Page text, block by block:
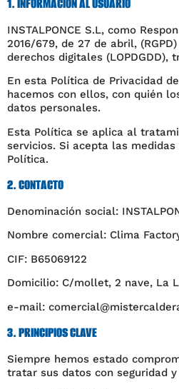
INSTALPONCE S.L, como
2016/679, de 27 de abril,
derechos digitales
En esta Política de Privacidad
hacemos con ellos, con quién
datos personales.
Esta Política se aplica al
servicios. Si acepta las
Política.
2. CONTACTO
Denominación social:
Nombre comercial: Clima
CIF: B65069122
Domicilio: C/mollet, 2 nave, La
e-mail:
3. PRINCIPIOS CLAVE
Siempre hemos estado
tratar sus datos con seguridad